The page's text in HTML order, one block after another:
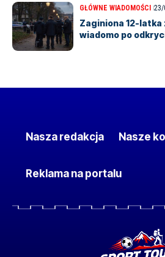
GŁÓWNE WIADOMOŚCI 23/
Zaginiona 12-latka
wiadomo po
Nasza redakcja Nasze
Reklama na portalu